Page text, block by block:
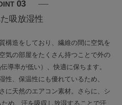
03
吸放湿性
構造をしており、繊維の間に空気を
気の部屋をたくさん持つことで外の
導率が低い）、快適に保ちます。
性、保温性にも優れているため、
に天然のエアコン素材。さらに、シ
め、汗を吸収し放湿することで汗